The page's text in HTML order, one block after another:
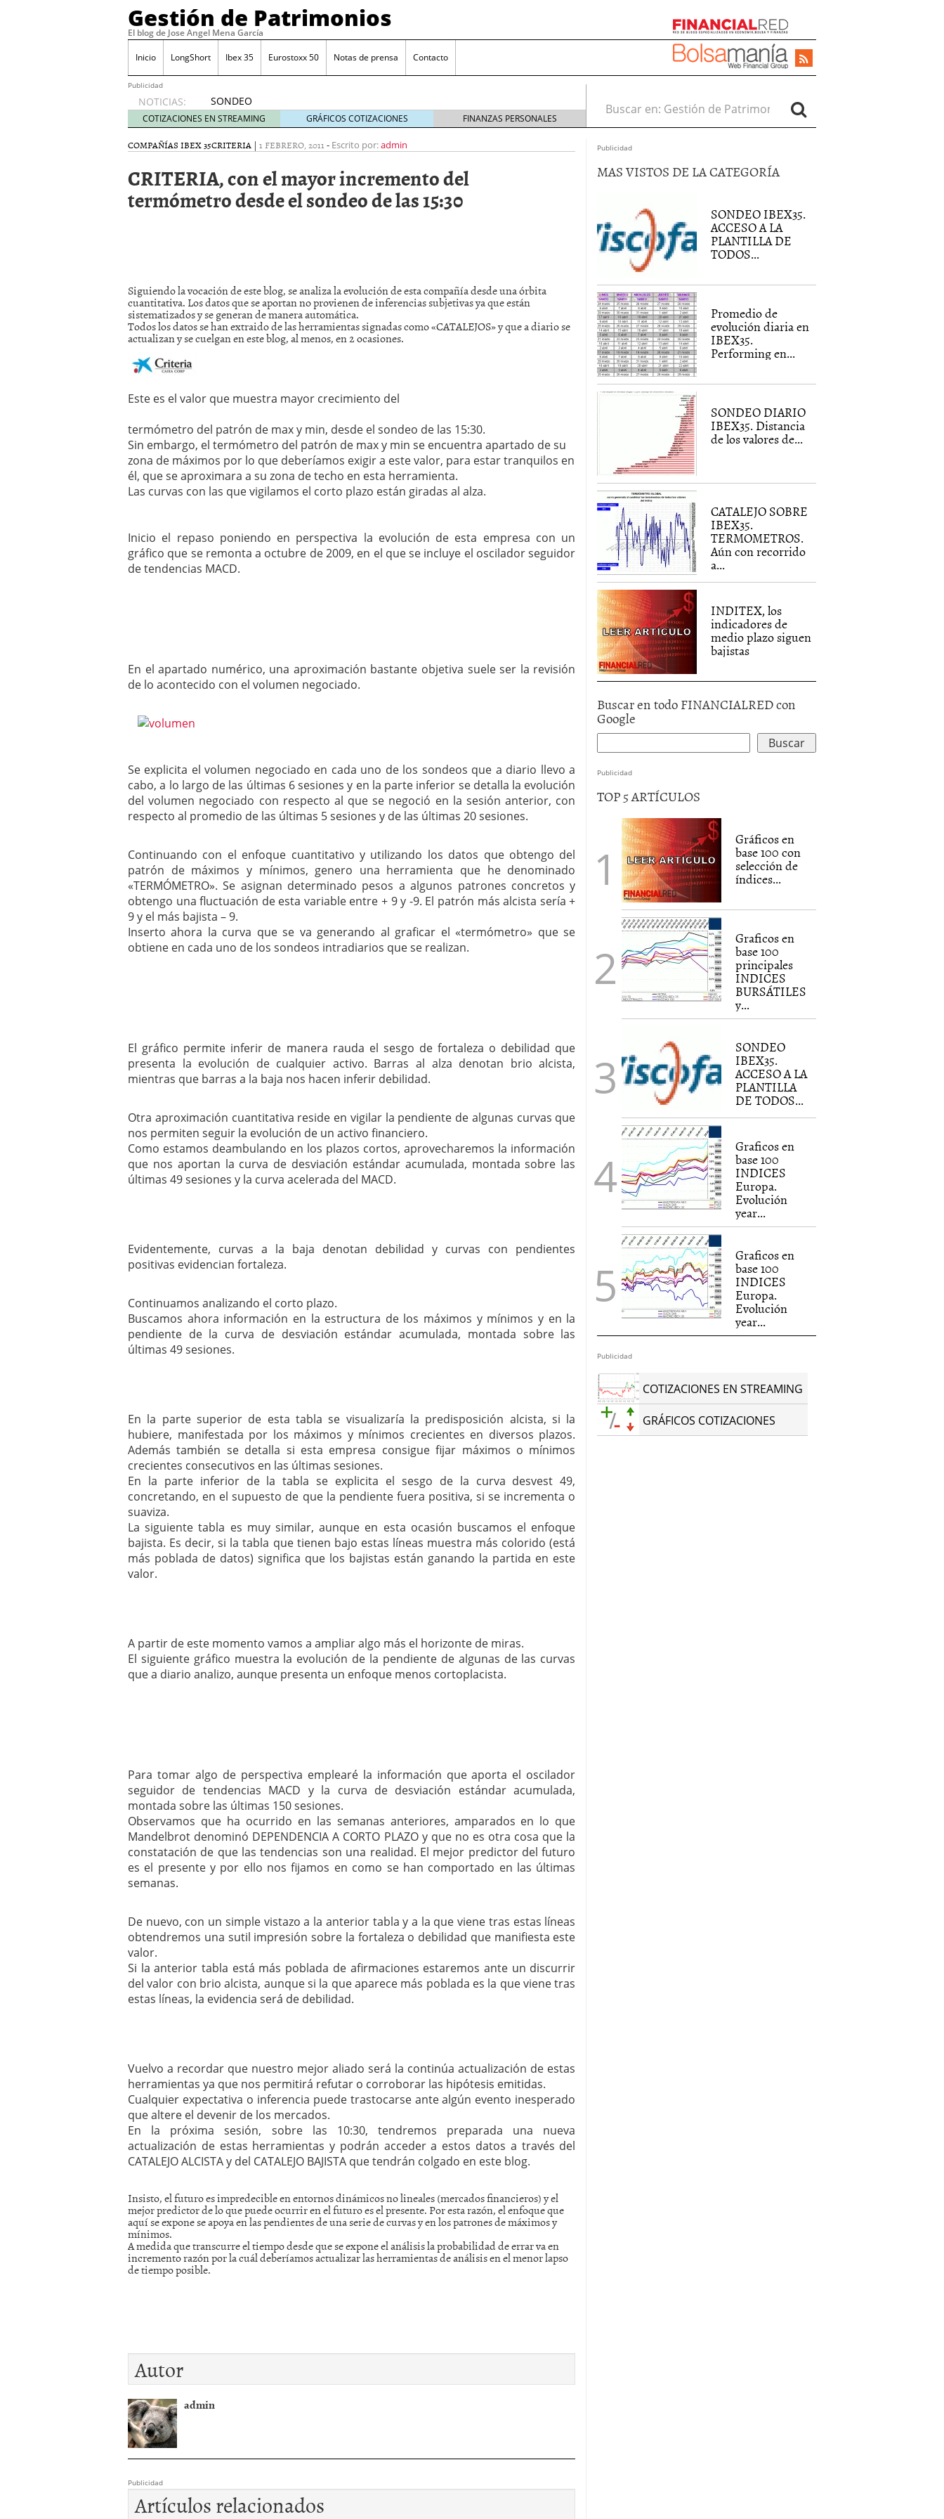
Gestión de Patrimonios
El blog de Jose Angel Mena García
Inicio LongShort Ibex 35 Eurostoxx 50 Notas de prensa Contacto
Publicidad
NOTICIAS:
SONDEO
IBEX35.
ACCESO
A LA
DE
TODOS
LOS
Comprar y vender divisas con eToro
febrero 24, 2014
SONDEO DIARIO IBEX35. Distancia de los valores de IBEX35 a m?ximos
anuales. Se constata progresivo alejamiento global de m?ximos anuales
mayo 28, 2013
Catalejo sobre IBEX35. SISM?METROS. Prosiguen a la baja desde el 13/mayo
rebote interesante
COTIZACIONES EN STREAMING GRÁFICOS COTIZACIONES FINANZAS PERSONALES
Buscar en:
COMPAÑÍAS IBEX 35CRITERIA | 1 FEBRERO, 2011 - Escrito por:admin
CRITERIA, con el mayor incremento del
termómetro desde el sondeo de las 15:30
Siguiendo la vocación de este blog, se analiza la evolución de esta compañía desde una órbita
cuantitativa. Los datos que se aportan no provienen de inferencias subjetivas ya que están
sistematizados y se generan de manera automática.
Todos los datos se han extraido de las herramientas signadas como «CATALEJOS» y que a diario se
actualizan y se cuelgan en este blog, al menos, en 2 ocasiones.
Este es el valor que muestra mayor crecimiento del
termómetro del patrón de max y min, desde el sondeo de las 15:30.
Sin embargo, el termómetro del patrón de max y min se encuentra apartado de su
zona de máximos por lo que deberíamos exigir a este valor, para estar tranquilos en
él, que se aproximara a su zona de techo en esta herramienta.
Las curvas con las que vigilamos el corto plazo están giradas al alza.
Inicio el repaso poniendo en perspectiva la evolución de esta empresa con un
gráfico que se remonta a octubre de 2009, en el que se incluye el oscilador seguidor
de tendencias MACD.
En el apartado numérico, una aproximación bastante objetiva suele ser la revisión
de lo acontecido con el volumen negociado.
Se explicita el volumen negociado en cada uno de los sondeos que a diario llevo a
cabo, a lo largo de las últimas 6 sesiones y en la parte inferior se detalla la evolución
del volumen negociado con respecto al que se negoció en la sesión anterior, con
respecto al promedio de las últimas 5 sesiones y de las últimas 20 sesiones.
Continuando con el enfoque cuantitativo y utilizando los datos que obtengo del
patrón de máximos y mínimos, genero una herramienta que he denominado
«TERMÓMETRO». Se asignan determinado pesos a algunos patrones concretos y
obtengo una fluctuación de esta variable entre + 9 y -9. El patrón más alcista sería +
9 y el más bajista – 9.
Inserto ahora la curva que se va generando al graficar el «termómetro» que se
obtiene en cada uno de los sondeos intradiarios que se realizan.
El gráfico permite inferir de manera rauda el sesgo de fortaleza o debilidad que
presenta la evolución de cualquier activo. Barras al alza denotan brio alcista,
mientras que barras a la baja nos hacen inferir debilidad.
Otra aproximación cuantitativa reside en vigilar la pendiente de algunas curvas que
nos permiten seguir la evolución de un activo financiero.
Como estamos deambulando en los plazos cortos, aprovecharemos la información
que nos aportan la curva de desviación estándar acumulada, montada sobre las
últimas 49 sesiones y la curva acelerada del MACD.
Evidentemente, curvas a la baja denotan debilidad y curvas con pendientes
positivas evidencian fortaleza.
Continuamos analizando el corto plazo.
Buscamos ahora información en la estructura de los máximos y mínimos y en la
pendiente de la curva de desviación estándar acumulada, montada sobre las
últimas 49 sesiones.
En la parte superior de esta tabla se visualizaría la predisposición alcista, si la
hubiere, manifestada por los máximos y mínimos crecientes en diversos plazos.
Además también se detalla si esta empresa consigue fijar máximos o mínimos
crecientes consecutivos en las últimas sesiones.
En la parte inferior de la tabla se explicita el sesgo de la curva desvest 49,
concretando, en el supuesto de que la pendiente fuera positiva, si se incrementa o
suaviza.
La siguiente tabla es muy similar, aunque en esta ocasión buscamos el enfoque
bajista. Es decir, si la tabla que tienen bajo estas líneas muestra más colorido (está
más poblada de datos) significa que los bajistas están ganando la partida en este
valor.
A partir de este momento vamos a ampliar algo más el horizonte de miras.
El siguiente gráfico muestra la evolución de la pendiente de algunas de las curvas
que a diario analizo, aunque presenta un enfoque menos cortoplacista.
Para tomar algo de perspectiva emplearé la información que aporta el oscilador
seguidor de tendencias MACD y la curva de desviación estándar acumulada,
montada sobre las últimas 150 sesiones.
Observamos que ha ocurrido en las semanas anteriores, amparados en lo que
Mandelbrot denominó DEPENDENCIA A CORTO PLAZO y que no es otra cosa que la
constatación de que las tendencias son una realidad. El mejor predictor del futuro
es el presente y por ello nos fijamos en como se han comportado en las últimas
semanas.
De nuevo, con un simple vistazo a la anterior tabla y a la que viene tras estas líneas
obtendremos una sutil impresión sobre la fortaleza o debilidad que manifiesta este
valor.
Si la anterior tabla está más poblada de afirmaciones estaremos ante un discurrir
del valor con brio alcista, aunque si la que aparece más poblada es la que viene tras
estas líneas, la evidencia será de debilidad.
Vuelvo a recordar que nuestro mejor aliado será la continúa actualización de estas
herramientas ya que nos permitirá refutar o corroborar las hipótesis emitidas.
Cualquier expectativa o inferencia puede trastocarse ante algún evento inesperado
que altere el devenir de los mercados.
En la próxima sesión, sobre las 10:30, tendremos preparada una nueva
actualización de estas herramientas y podrán acceder a estos datos a través del
CATALEJO ALCISTA y del CATALEJO BAJISTA que tendrán colgado en este blog.
Insisto, el futuro es impredecible en entornos dinámicos no lineales (mercados financieros) y el
mejor predictor de lo que puede ocurrir en el futuro es el presente. Por esta razón, el enfoque que
aquí se expone se apoya en las pendientes de una serie de curvas y en los patrones de máximos y
mínimos.
A medida que transcurre el tiempo desde que se expone el análisis la probabilidad de errar va en
incremento razón por la cuál deberíamos actualizar las herramientas de análisis en el menor lapso
de tiempo posible.
Autor
admin
Publicidad
Artículos relacionados
Publicidad
MAS VISTOS DE LA CATEGORÍA
SONDEO IBEX35.
ACCESO A LA
PLANTILLA DE
TODOS...
Promedio de
evolución diaria en
IBEX35.
Performing en...
SONDEO DIARIO
IBEX35. Distancia
de los valores de...
CATALEJO SOBRE
IBEX35.
TERMOMETROS.
Aún con recorrido
a...
INDITEX, los
indicadores de
medio plazo siguen
bajistas
Buscar en todo FINANCIALRED con
Google
Publicidad
TOP 5 ARTÍCULOS
Gráficos en
base 100 con
selección de
índices...
Graficos en
base 100
principales
INDICES
BURSÁTILES
y...
SONDEO
IBEX35.
ACCESO A LA
PLANTILLA
DE TODOS...
Graficos en
base 100
INDICES
Europa.
Evolución
year...
Graficos en
base 100
INDICES
Europa.
Evolución
year...
Publicidad
COTIZACIONES EN STREAMING
GRÁFICOS COTIZACIONES